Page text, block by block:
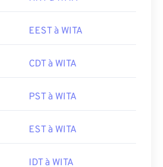
EEST à WITA
CDT à WITA
PST à WITA
EST à WITA
IDT à WITA